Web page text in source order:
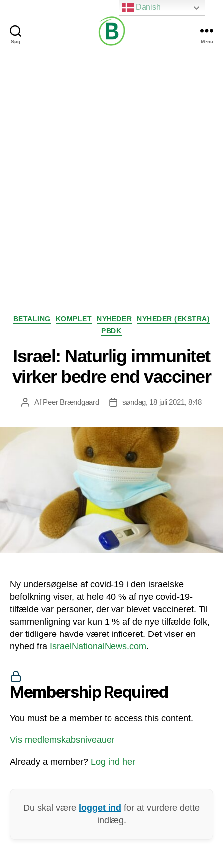
Søg Menu
Kategorier
BETALING KOMPLET NYHEDER
NYHEDER (EKSTRA)
PBDK
Israel: Naturlig immunitet
virker bedre end vacciner
Indlægsforfatter
AfPeer Brændgaard Indlægsdato
søndag, 18 juli 2021, 8:48
Ny undersøgelse af covid-19 i den israelske
befolkning viser, at hele 40 % af nye covid-19-
tilfælde var personer, der var blevet vaccineret. Til
sammenligning var kun 1 % af de nye tilfælde folk,
der tidligere havde været inficeret. Det viser en
nyhed fra IsraelNationalNews.com.
Membership Required
You must be a member to access this content.
Vis medlemskabsniveauer
Already a member? Log ind her
Du skal være logget ind for at vurdere dette
indlæg.
Danish